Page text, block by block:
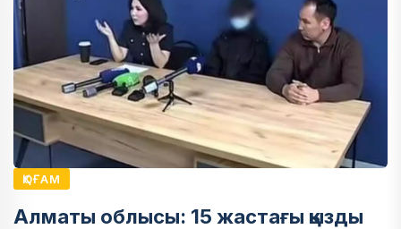
ҚОҒАМ
Алматы облысы: 15 жастағы қызды